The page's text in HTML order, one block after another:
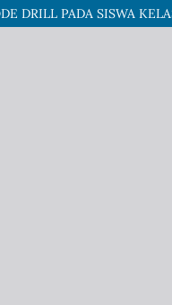
DRILL PADA SISWA